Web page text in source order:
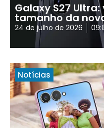
Galaxy S27
tamanho da
24 de julho de 2026
Notícias